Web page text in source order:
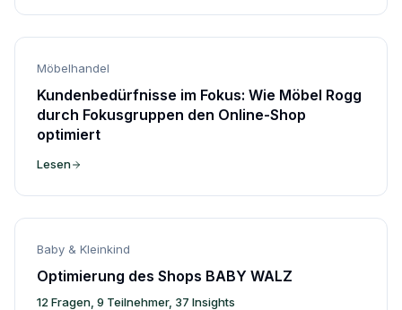
Möbelhandel
Kundenbedürfnisse im Fokus: Wie Möbel Rogg
durch Fokusgruppen den Online-Shop
optimiert
Lesen
Baby & Kleinkind
Optimierung des Shops BABY WALZ
12 Fragen, 9 Teilnehmer, 37 Insights